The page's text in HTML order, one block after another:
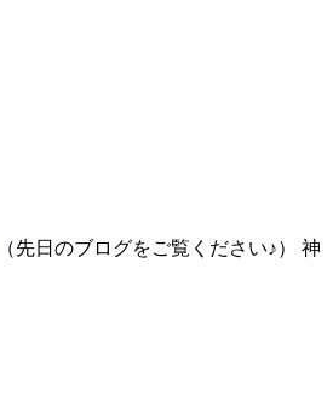
（先日のブログをご覧ください♪） 神